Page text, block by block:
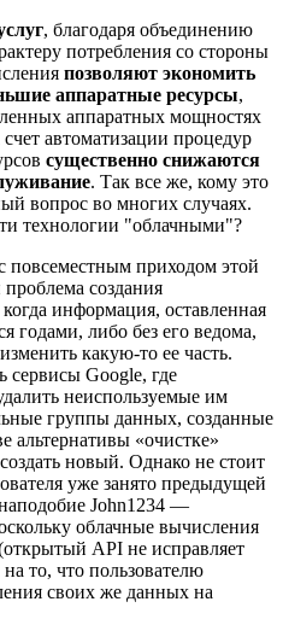
, благодаря объединению
потребления со стороны
позволяют экономить
аппаратные ресурсы,
аппаратных мощностях
автоматизации процедур
существенно снижаются
. Так все же, кому это
вопрос во многих случаях.
технологии "облачными"?
повсеместным приходом этой
создания
когда информация, оставленная
годами, либо без его ведома,
какую-то ее часть.
сервисы Google, где
неиспользуемые им
группы данных, созданные
альтернативы «очистке»
новый. Однако не стоит
уже занято предыдущей
John1234 —
облачные вычисления
API не исправляет
то, что пользователю
своих же данных на